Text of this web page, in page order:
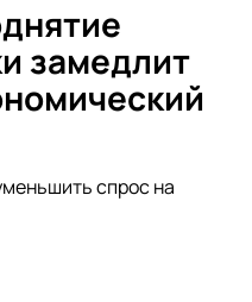
замедлит
спрос на